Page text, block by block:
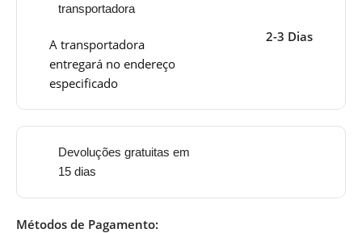
transportadora
A transportadora
entregará no endereço
especificado
2-3 Dias
Devoluções gratuitas em
15 dias
Métodos de Pagamento: